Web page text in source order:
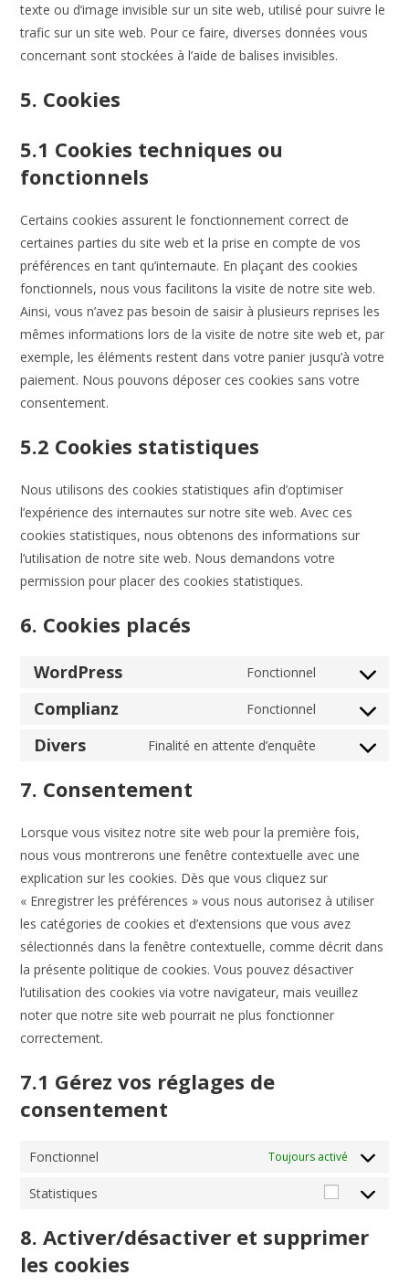
texte ou d’image invisible sur un site web, utilisé pour suivre le
trafic sur un site web. Pour ce faire, diverses données vous
concernant sont stockées à l’aide de balises invisibles.
5. Cookies
5.1 Cookies techniques ou
fonctionnels
Certains cookies assurent le fonctionnement correct de
certaines parties du site web et la prise en compte de vos
préférences en tant qu’internaute. En plaçant des cookies
fonctionnels, nous vous facilitons la visite de notre site web.
Ainsi, vous n’avez pas besoin de saisir à plusieurs reprises les
mêmes informations lors de la visite de notre site web et, par
exemple, les éléments restent dans votre panier jusqu’à votre
paiement. Nous pouvons déposer ces cookies sans votre
consentement.
5.2 Cookies statistiques
Nous utilisons des cookies statistiques afin d’optimiser
l’expérience des internautes sur notre site web. Avec ces
cookies statistiques, nous obtenons des informations sur
l’utilisation de notre site web. Nous demandons votre
permission pour placer des cookies statistiques.
6. Cookies placés
WordPress Fonctionnel
Consent
wordpress
Complianz Fonctionnel
Consent
Divers Finalité en attente d’enquête
Consent
divers
7. Consentement
Lorsque vous visitez notre site web pour la première fois,
nous vous montrerons une fenêtre contextuelle avec une
explication sur les cookies. Dès que vous cliquez sur
« Enregistrer les préférences » vous nous autorisez à utiliser
les catégories de cookies et d’extensions que vous avez
sélectionnés dans la fenêtre contextuelle, comme décrit dans
la présente politique de cookies. Vous pouvez désactiver
l’utilisation des cookies via votre navigateur, mais veuillez
noter que notre site web pourrait ne plus fonctionner
correctement.
7.1 Gérez vos réglages de
consentement
Fonctionnel Toujours activé
Statistiques
8. Activer/désactiver et supprimer
les cookies